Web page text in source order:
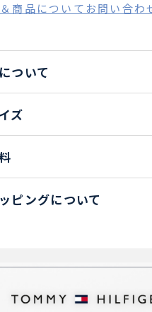
商品についてお問い合わ
ついて
ズ
ピングについて